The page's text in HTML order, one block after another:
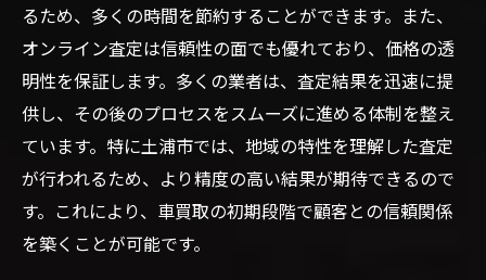
るため、多くの時間を節約することができます。また、
オンライン査定は信頼性の面でも優れており、価格の透
明性を保証します。多くの業者は、査定結果を迅速に提
供し、その後のプロセスをスムーズに進める体制を整え
ています。特に土浦市では、地域の特性を理解した査定
が行われるため、より精度の高い結果が期待できるので
す。これにより、車買取の初期段階で顧客との信頼関係
を築くことが可能です。